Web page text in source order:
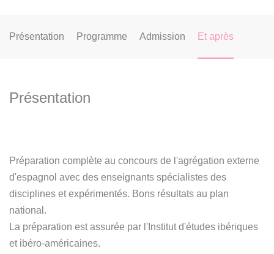
Présentation Programme Admission Et après
Présentation
Préparation complète au concours de l'agrégation externe
d'espagnol avec des enseignants spécialistes des
disciplines et expérimentés. Bons résultats au plan
national.
La préparation est assurée par l'Institut d'études ibériques
et ibéro-américaines.